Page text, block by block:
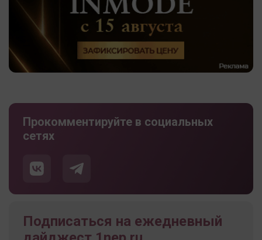
Прокомментируйте в социальных
сетях
Подписаться на ежедневный